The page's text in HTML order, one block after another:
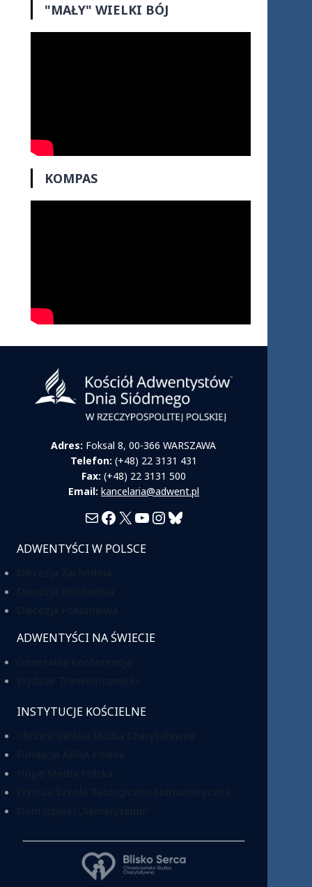
"MAŁY" WIELKI BÓJ
KOMPAS
Adres: Foksal 8, 00-366 WARSZAWA
Telefon: (+48) 22 3131 431
Fax: (+48) 22 3131 500
Email: kancelaria@adwent.pl
MailFacebook
X YouTube
Instagram
Bluesky
ADWENTYŚCI W POLSCE
ADWENTYŚCI NA ŚWIECIE
INSTYTUCJE KOŚCIELNE